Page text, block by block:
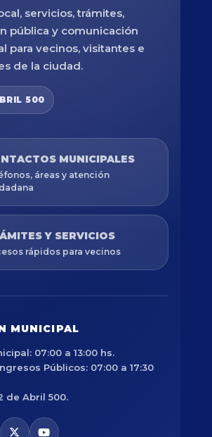
servicios, trámites,
pública y comunicación
para vecinos, visitantes e
de la ciudad.
500
MUNICIPALES
áreas y atención
Y SERVICIOS
rápidos para vecinos
MUNICIPAL
07:00 a 13:00 hs.
Públicos: 07:00 a 17:30
de Abril 500.